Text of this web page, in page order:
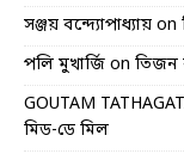
সঞ্জয় বন্দ্যোপাধ্যায় on
পলি মুখার্জি on তিজন
GOUTAM
মিড-ডে মিল